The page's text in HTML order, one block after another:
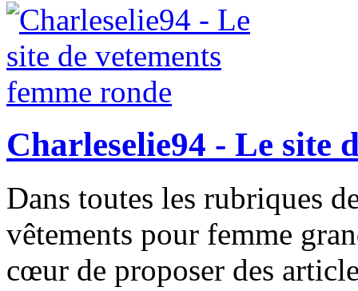
Charleselie94 - Le site
Dans toutes les rubriques
vêtements pour femme
cœur de proposer des